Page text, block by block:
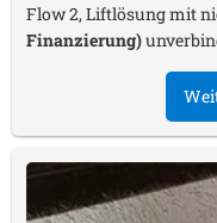
Flow 2, Liftlösung mit
Finanzierung)